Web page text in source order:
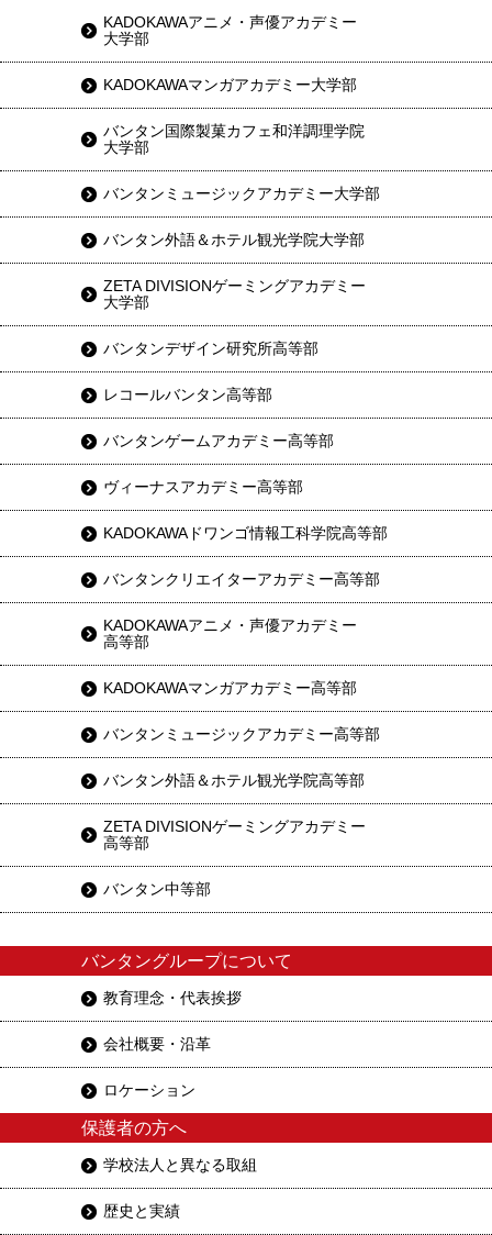
KADOKAWAアニメ・声優アカデミー
大学部
KADOKAWAマンガアカデミー大学部
バンタン国際製菓カフェ和洋調理学院
大学部
バンタンミュージックアカデミー大学部
バンタン外語＆ホテル観光学院大学部
ZETA DIVISIONゲーミングアカデミー
大学部
バンタンデザイン研究所高等部
レコールバンタン高等部
バンタンゲームアカデミー高等部
ヴィーナスアカデミー高等部
KADOKAWAドワンゴ情報工科学院高等部
バンタンクリエイターアカデミー高等部
KADOKAWAアニメ・声優アカデミー
高等部
KADOKAWAマンガアカデミー高等部
バンタンミュージックアカデミー高等部
バンタン外語＆ホテル観光学院高等部
ZETA DIVISIONゲーミングアカデミー
高等部
バンタン中等部
バンタングループについて
教育理念・代表挨拶
会社概要・沿革
ロケーション
保護者の方へ
学校法人と異なる取組
歴史と実績